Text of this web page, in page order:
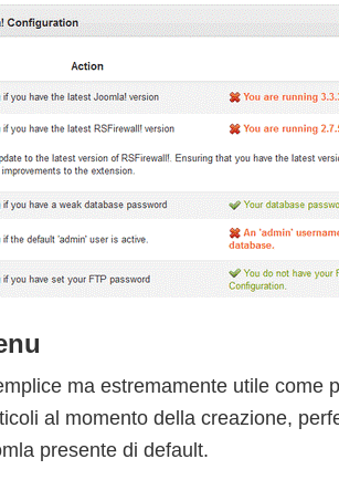
ma estremamente utile come
al momento della creazione,
presente di default.